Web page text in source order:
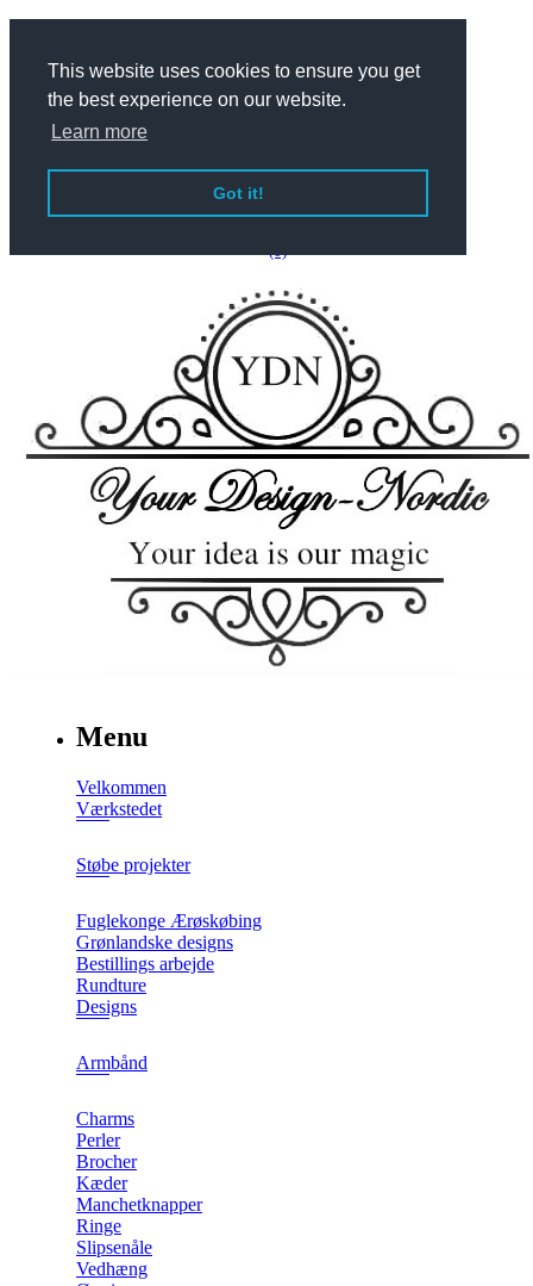
This website uses cookies to ensure you get
the best experience on our website.
Learn more
Got it!
Dansk
English
(0)
Menu
Velkommen
Værkstedet
Støbe projekter
Fuglekonge Ærøskøbing
Grønlandske designs
Bestillings arbejde
Rundture
Designs
Armbånd
Charms
Perler
Brocher
Kæder
Manchetknapper
Ringe
Slipsenåle
Vedhæng